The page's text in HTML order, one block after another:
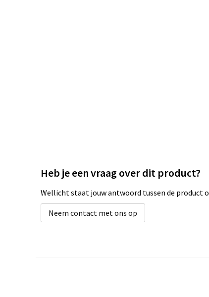
Heb je een vraag over dit product?
Wellicht staat jouw antwoord tussen de product
Neem contact met ons op